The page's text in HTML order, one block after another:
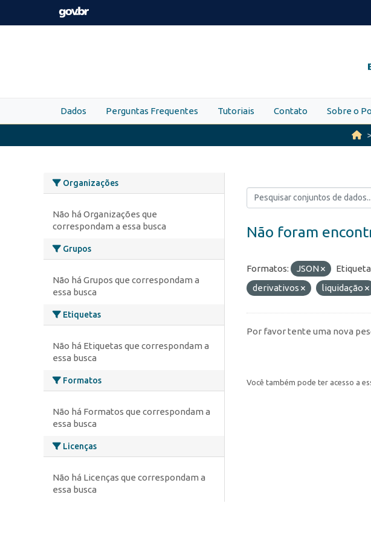
Skip to main content
Dados Perguntas Frequentes Tutoriais Contato Sobre o
Organizações
Não há Organizações que
correspondam a essa busca
Grupos
Não há Grupos que correspondam a
essa busca
Etiquetas
Não há Etiquetas que correspondam a
essa busca
Formatos
Não há Formatos que correspondam a
essa busca
Licenças
Não há Licenças que correspondam a
essa busca
Não foram
Formatos: JSON
derivativos
liquidação
Por favor tente uma nova
Você também pode ter acesso a